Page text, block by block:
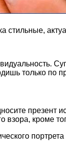
только
презент
взора, кроме